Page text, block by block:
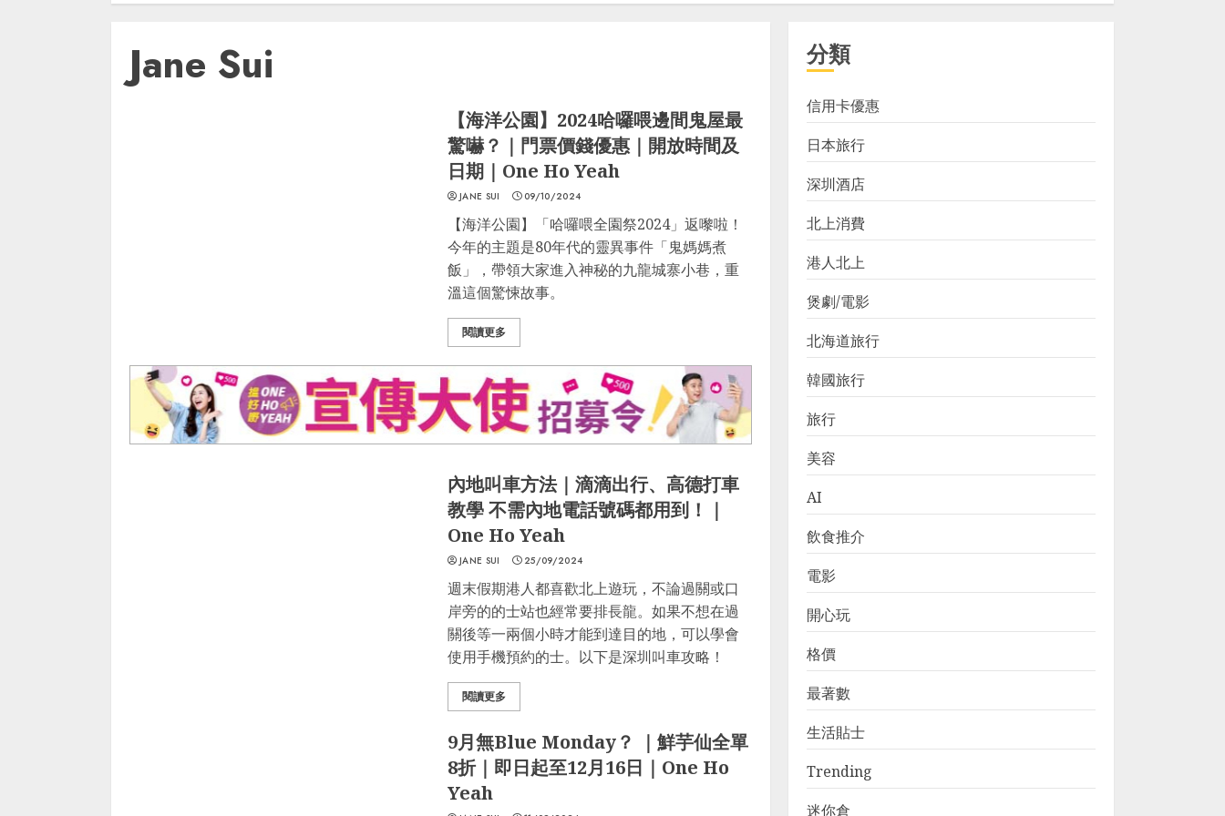
Jane Sui
【海洋公園】2024哈囉喂邊間鬼屋最
驚嚇？｜門票價錢優惠｜開放時間及
日期｜One Ho Yeah
JANE SUI 09/10/2024
【海洋公園】「哈囉喂全園祭2024」返嚟啦！
今年的主題是80年代的靈異事件「鬼媽媽煮
飯」，帶領大家進入神秘的九龍城寨小巷，重
溫這個驚悚故事。
閱讀更多
內地叫車方法｜滴滴出行、高德打車
教學 不需內地電話號碼都用到！｜
One Ho Yeah
JANE SUI 25/09/2024
週末假期港人都喜歡北上遊玩，不論過關或口
岸旁的的士站也經常要排長龍。如果不想在過
關後等一兩個小時才能到達目的地，可以學會
使用手機預約的士。以下是深圳叫車攻略！
閱讀更多
9月無Blue Monday？ ｜鮮芋仙全單
8折｜即日起至12月16日｜One Ho
Yeah
分類
信用卡優惠
日本旅行
深圳酒店
北上消費
港人北上
煲劇/電影
北海道旅行
韓國旅行
旅行
美容
AI
飲食推介
電影
開心玩
格價
最著數
生活貼士
Trending
迷你倉